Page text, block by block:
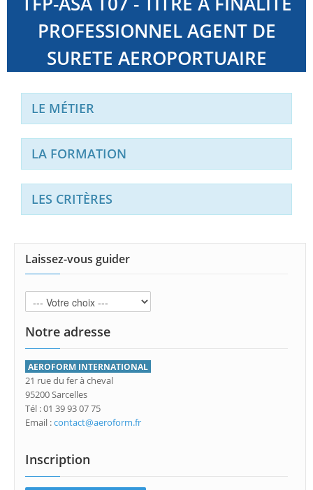
PROFESSIONNEL AGENT DE
SURETE AEROPORTUAIRE
LE MÉTIER
LA FORMATION
LES CRITÈRES
Laissez-vous guider
Notre adresse
AEROFORM INTERNATIONAL
21 rue du fer à cheval
95200 Sarcelles
Tél : 01 39 93 07 75
Email :contact@aeroform.fr
Inscription